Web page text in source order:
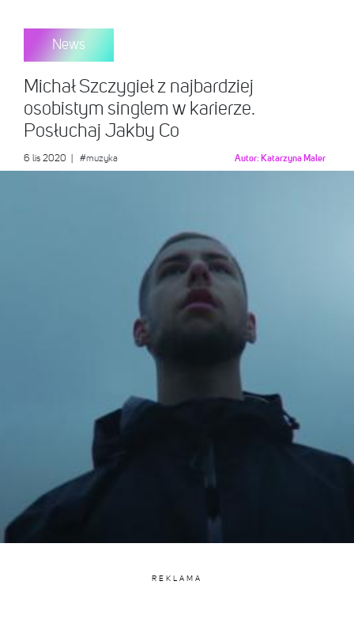
News
Michał Szczygieł z najbardziej
osobistym singlem w karierze.
Posłuchaj Jakby Co
6 lis 2020 #muzyka Autor: Katarzyna Maler
REKLAMA